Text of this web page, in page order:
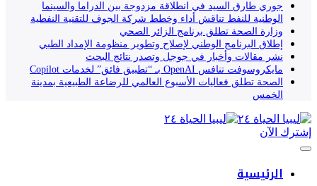
جوري طارق السيد في انطلاقة مزدوجة بين الدراما والسينما
الوطنية للنفط تناقش أداء وخطط شركة الجوف للتقنية النفطية
وزارة الصحة تطلق برنامج الزائر الصحي
إطلاق البرنامج الوطني لإصلاح وتطوير منظومة الإمداد الطبي
نشر مقالات وأخبار في جوجل وتصدر نتائج البحث
مايكروسوفت تنافس OpenAI بـ “تطبيق فائق” لخدمات Copilot
الصحة تطلق فعاليات الأسبوع العالمي للرضاعة الطبيعية بمدينة
الخمس
إشترك الآن
الرئيسية